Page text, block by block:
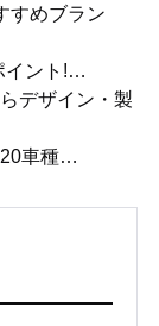
すめブラン
イント!…
デザイン・製
車種…